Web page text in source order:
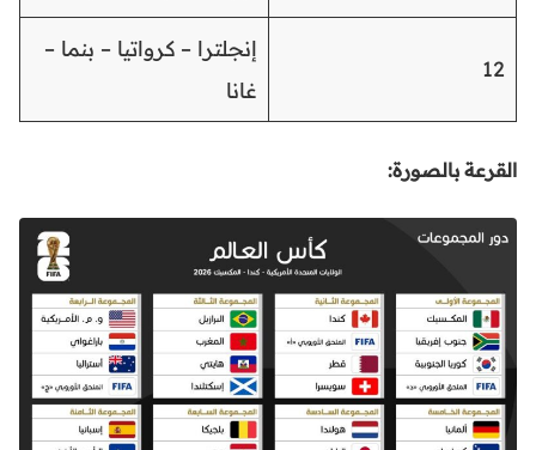
12
إنجلترا – كرواتيا – بنما –
غانا
القرعة بالصورة: